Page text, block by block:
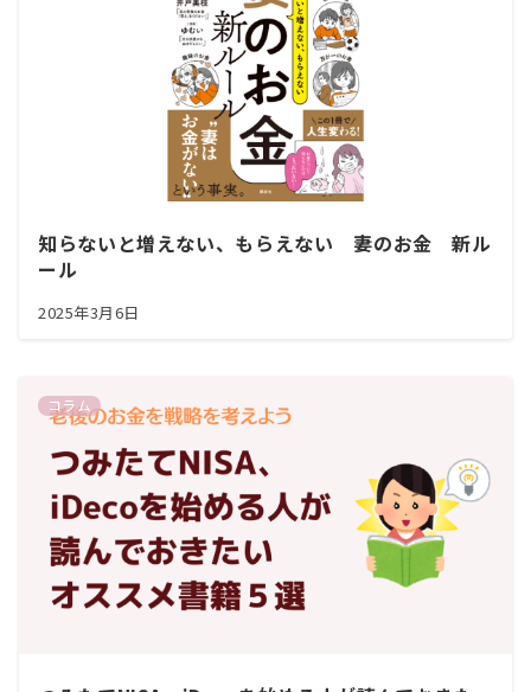
知らないと増えない、もらえない 妻のお金 新ル
ール
2025年3月6日
コラム